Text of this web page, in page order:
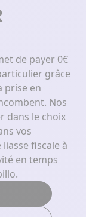
de payer 0€
grâce
prise en
Nos
dans le choix
vos
fiscale à
en temps